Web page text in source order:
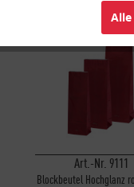
Art.-Nr. 9111
Blockbeutel Hochglanz
Personalisierung